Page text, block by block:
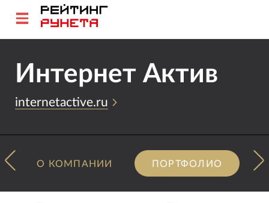
Интернет Актив
internetactive.ru
О КОМПАНИИ ПОРТФОЛИО